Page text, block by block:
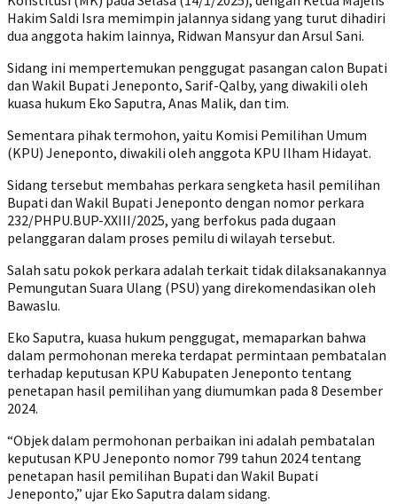
Hakim Saldi Isra memimpin jalannya sidang yang turut dihadiri
dua anggota hakim lainnya, Ridwan Mansyur dan Arsul Sani.
Sidang ini mempertemukan penggugat pasangan calon Bupati
dan Wakil Bupati Jeneponto, Sarif-Qalby, yang diwakili oleh
kuasa hukum Eko Saputra, Anas Malik, dan tim.
Sementara pihak termohon, yaitu Komisi Pemilihan Umum
(KPU) Jeneponto, diwakili oleh anggota KPU Ilham Hidayat.
Sidang tersebut membahas perkara sengketa hasil pemilihan
Bupati dan Wakil Bupati Jeneponto dengan nomor perkara
232/PHPU.BUP-XXIII/2025, yang berfokus pada dugaan
pelanggaran dalam proses pemilu di wilayah tersebut.
Salah satu pokok perkara adalah terkait tidak dilaksanakannya
Pemungutan Suara Ulang (PSU) yang direkomendasikan oleh
Bawaslu.
Eko Saputra, kuasa hukum penggugat, memaparkan bahwa
dalam permohonan mereka terdapat permintaan pembatalan
terhadap keputusan KPU Kabupaten Jeneponto tentang
penetapan hasil pemilihan yang diumumkan pada 8 Desember
2024.
“Objek dalam permohonan perbaikan ini adalah pembatalan
keputusan KPU Jeneponto nomor 799 tahun 2024 tentang
penetapan hasil pemilihan Bupati dan Wakil Bupati
Jeneponto,” ujar Eko Saputra dalam sidang.